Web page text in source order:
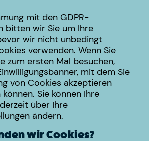
mit den GDPR-
bitten wir Sie um Ihre
wir nicht unbedingt
verwenden. Wenn Sie
zum ersten Mal besuchen,
mit dem Sie
von Cookies akzeptieren
Sie können Ihre
über Ihre
ändern.
wir Cookies?